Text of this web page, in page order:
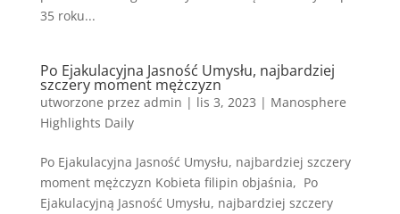
35 roku...
Po Ejakulacyjna Jasność Umysłu, najbardziej
szczery moment mężczyzn
utworzone przez admin | lis 3, 2023 | Manosphere
Highlights Daily
Po Ejakulacyjna Jasność Umysłu, najbardziej szczery
moment mężczyzn Kobieta filipin objaśnia, Po
Ejakulacyjną Jasność Umysłu, najbardziej szczery